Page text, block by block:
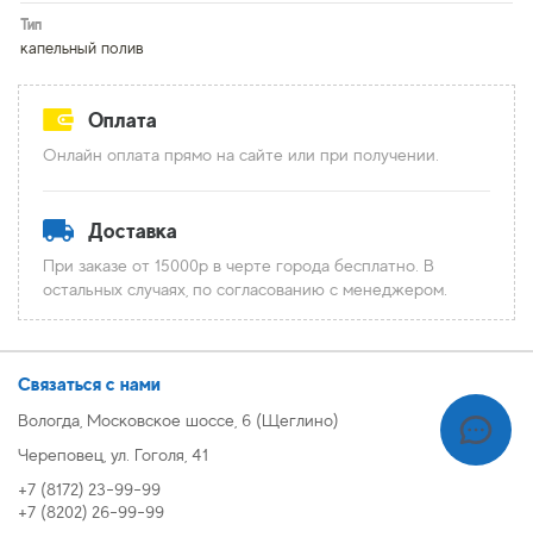
Тип
капельный полив
Оплата
Онлайн оплата прямо на сайте или при получении.
Доставка
При заказе от 15000р в черте города бесплатно. В
остальных случаях, по согласованию с менеджером.
Связаться с нами
Вологда, Московское шоссе, 6 (Щеглино)
Череповец, ул. Гоголя, 41
+7 (8172) 23-99-99
+7 (8202) 26-99-99